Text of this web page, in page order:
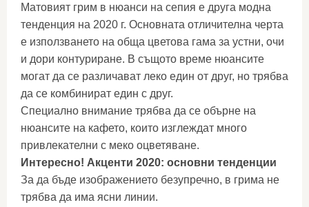
Матовият грим в нюанси на сепия е друга модна
тенденция на 2020 г. Основната отличителна черта
е използването на обща цветова гама за устни, очи
и дори контуриране. В същото време нюансите
могат да се различават леко един от друг, но трябва
да се комбинират един с друг.
Специално внимание трябва да се обърне на
нюансите на кафето, които изглеждат много
привлекателни с меко оцветяване.
Интересно! Акценти 2020: основни тенденции
За да бъде изображението безупречно, в грима не
трябва да има ясни линии.